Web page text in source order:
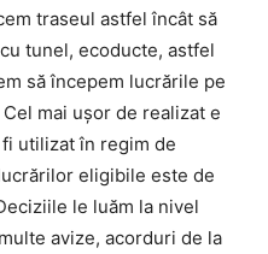
traseul astfel încât să
tunel, ecoducte, astfel
să începem lucrările pe
mai ușor de realizat e
utilizat în regim de
eligibile este de
le luăm la nivel
avize, acorduri de la